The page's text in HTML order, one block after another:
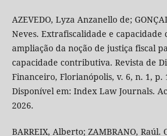
AZEVEDO, Lyza Anzanello de;
Neves. Extrafiscalidade e
ampliação da noção de justiça fiscal
capacidade contributiva. Revista de
Financeiro, Florianópolis, v. 6, n. 1, p.
Disponível em: Index Law Journals.
2026.
BARREIX, Alberto; ZAMBRANO, Raúl.